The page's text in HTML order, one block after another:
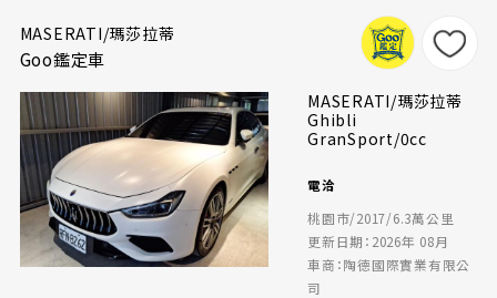
MASERATI/瑪莎拉蒂
Goo鑑定車
MASERATI/瑪莎拉蒂
Ghibli
GranSport/0cc
電洽
桃園市/2017/6.3萬公里
更新日期：2026年 08月
車商：陶德國際實業有限公
司